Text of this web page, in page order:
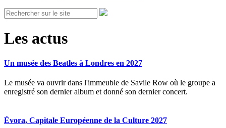
Les actus
Un musée des Beatles à Londres en 2027
Le musée va ouvrir dans l'immeuble de Savile Row où le groupe a
enregistré son dernier album et donné son dernier concert.
Évora, Capitale Européenne de la Culture 2027